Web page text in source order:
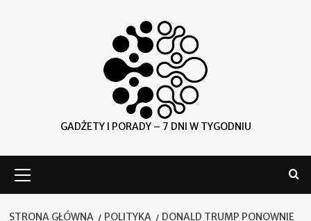
GADŻETY I PORADY – 7 DNI W TYGODNIU
główne
STRONA GŁÓWNA POLITYKA
DONALD TRUMP PONOWNIE